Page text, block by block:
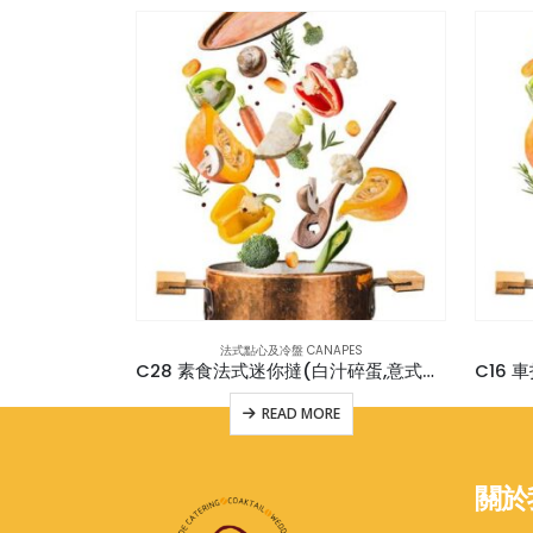
法式點心及冷盤 CANAPES
C28 素食法式迷你撻(白汁碎蛋,意式蕃茄碎,牛油果青瓜)各8件(v) (共24件)
READ MORE
關